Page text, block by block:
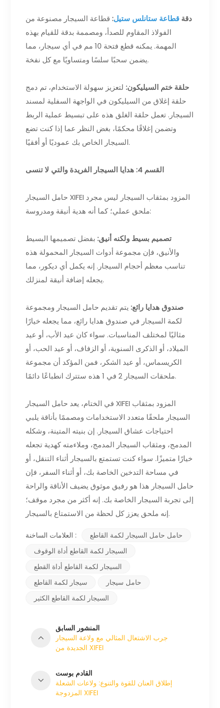
دقة قطاعة ستانلس ستيل:قطاعة السيجار مصنوعة من
الفولاذ المقاوم للصدأ، ومصممة بدقة للقيام بهذه
المهمة. يمكنه قطع فتحة 10 مم في أي سيجار، مما
يضمن سحبًا سلسًا ومتساويًا مع كل نفخة.
حلقة ختم السيليكون: لتعزيز سهولة الاستخدام، تم دمج
حلقة إغلاق من السيليكون في الواجهة السفلية لمسند
السيجار. تعمل حلقة الغلق هذه على تبسيط عملية الربط
وتضمن إغلاقًا محكمًا، بغض النظر عما إذا كنت تضع
السيجار الخاص بك عموديًا أو أفقيًا.
القسم 4: هدايا السيجار الفريدة والتي لا تنسى
حامل السيجار XIFEI المزود بمثقاب السيجار ليس مجرد
ملحق عملي؛ كما أنه هدية أنيقة ومدروسة:
تصميم بسيط ولكنه أنيق:بفضل تصميمها البسيط
والأنيق، فإن مجموعة أدوات السيجار المحمولة هذه
تناسب معظم أحجام السيجار. إنه يكمل أي ديكور، مما
يجعله إضافة أنيقة لمنزلك.
صندوق هدايا رائع: يتم تقديم حامل السيجار ومجموعة
لكمة السيجار في صندوق هدايا رائع، مما يجعله خيارًا
مثاليًا لمختلف المناسبات. سواء كان عيد الأب، أو عيد
الميلاد، أو الذكرى السنوية، أو الزفاف، أو عيد الحب، أو
الكريسماس، أو عيد الشكر، فمن المؤكد أن مجموعة
ملحقات السيجار 2 في 1 هذه ستترك انطباعًا دائمًا.
في الختام، يعد حامل السيجار XIFEI المزود بمثقاب
السيجار ملحقًا متعدد الاستخدامات ومصممًا بأناقة يلبي
احتياجات عشاق السيجار. إن بنيته المتينة، وشكله
المدمج، ومثقاب السيجار المدمج، وملاءمته كهدية تجعله
خيارًا متميزًا. سواء كنت تستمتع بالسيجار أثناء التنقل، أو
في مساحة التدخين الخاصة بك، أو أثناء السفر، فإن
حامل السيجار هذا هو رفيق موثوق يضيف الأناقة والراحة
إلى تجربة السيجار الخاصة بك. إنه أكثر من مجرد موقف؛
إنه ملحق يعزز كل لحظة من الاستمتاع بالسيجار.
العلامات الساخنة :
حامل حامل السيجار لكمة القاطع
السيجار لكمة القاطع أداة الوقوف
السيجار لكمة القاطع أداة القطع
سيجار لكمة القاطع
حامل سيجار
السيجار لكمة القاطع الكثير
المنشور السابق
جرب الاشتعال المثالي مع ولاعة السيجار
الجديدة من XIFEI
القادم بوست
إطلاق العنان للقوة والتنوع: ولاعات الشعلة
المزدوجة XIFEI